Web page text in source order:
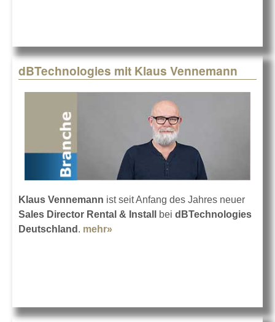
dBTechnologies mit Klaus Vennemann
Klaus Vennemann ist seit Anfang des Jahres neuer
Sales Director Rental & Install
bei dBTechnologies
Deutschland . mehr»